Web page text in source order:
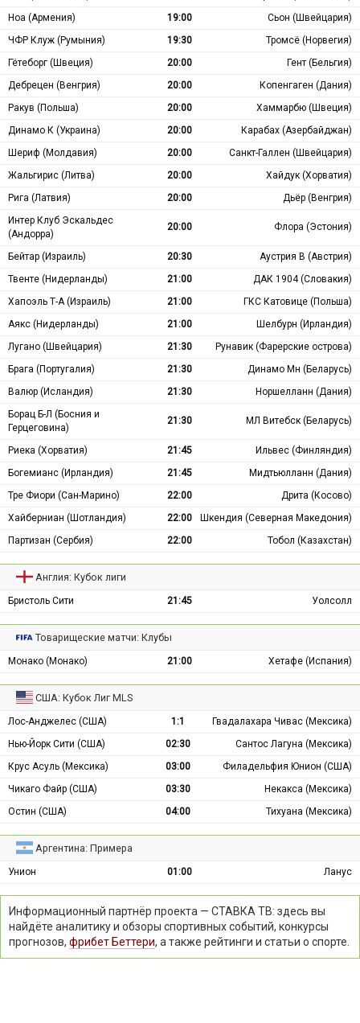
Ноа (Армения)
19:00
Сьон (Швейцария)
ЧФР Клуж (Румыния)
19:30
Тромсё (Норвегия)
Гётеборг (Швеция)
20:00
Гент (Бельгия)
Дебрецен (Венгрия)
20:00
Копенгаген (Дания)
Ракув (Польша)
20:00
Хаммарбю (Швеция)
Динамо К (Украина)
20:00
Карабах (Азербайджан)
Шериф (Молдавия)
20:00
Санкт-Галлен (Швейцария)
Жальгирис (Литва)
20:00
Хайдук (Хорватия)
Рига (Латвия)
20:00
Дьёр (Венгрия)
Интер Клуб Эскальдес
(Андорра)
20:00 Флора (Эстония)
Бейтар (Израиль) 20:30
Аустрия В (Австрия)
Твенте (Нидерланды)
21:00
ДАК 1904 (Словакия)
Хапоэль Т-А (Израиль)
21:00
ГКС Катовице (Польша)
Аякс (Нидерланды)
21:00
Шелбурн (Ирландия)
Лугано (Швейцария)
21:30
Рунавик (Фарерские острова)
Брага (Португалия)
21:30
Динамо Мн (Беларусь)
Валюр (Исландия)
21:30
Норшелланн (Дания)
Борац Б-Л (Босния и
Герцеговина)
21:30 МЛ Витебск (Беларусь)
Риека (Хорватия) 21:45
Ильвес (Финляндия)
Богемианс (Ирландия)
21:45
Мидтьюлланн (Дания)
Тре Фиори (Сан-Марино)
22:00
Дрита (Косово)
Хайберниан (Шотландия)
22:00
Шкендия (Северная Македония)
Партизан (Сербия)
22:00 Тобол (Казахстан)
Англия: Кубок лиги
Бристоль Сити 21:45 Уолсолл
Товарищеские матчи: Клубы
Монако (Монако) 21:00 Хетафе (Испания)
США: Кубок Лиг MLS
Лос-Анджелес (США) 1:1
Гвадалахара Чивас (Мексика)
Нью-Йорк Сити (США)
02:30
Сантос Лагуна (Мексика)
Крус Асуль (Мексика)
03:00
Филадельфия Юнион (США)
Чикаго Файр (США)
03:30
Некакса (Мексика)
Остин (США)
04:00 Тихуана (Мексика)
Аргентина: Примера
Унион 01:00 Ланус
Информационный партнёр проекта — СТАВКА ТВ: здесь вы
найдёте аналитику и обзоры спортивных событий, конкурсы
прогнозов, фрибет Беттери, а также рейтинги и статьи о спорте.